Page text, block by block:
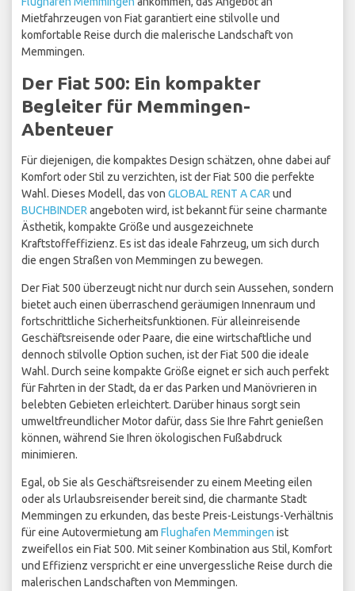
Mietfahrzeugen von Fiat garantiert eine stilvolle und
komfortable Reise durch die malerische Landschaft von
Memmingen.
Der Fiat 500: Ein kompakter
Begleiter für Memmingen-
Abenteuer
Für diejenigen, die kompaktes Design schätzen, ohne dabei auf
Komfort oder Stil zu verzichten, ist der Fiat 500 die perfekte
Wahl. Dieses Modell, das von GLOBAL RENT A CAR und
BUCHBINDER angeboten wird, ist bekannt für seine charmante
Ästhetik, kompakte Größe und ausgezeichnete
Kraftstoffeffizienz. Es ist das ideale Fahrzeug, um sich durch
die engen Straßen von Memmingen zu bewegen.
Der Fiat 500 überzeugt nicht nur durch sein Aussehen, sondern
bietet auch einen überraschend geräumigen Innenraum und
fortschrittliche Sicherheitsfunktionen. Für alleinreisende
Geschäftsreisende oder Paare, die eine wirtschaftliche und
dennoch stilvolle Option suchen, ist der Fiat 500 die ideale
Wahl. Durch seine kompakte Größe eignet er sich auch perfekt
für Fahrten in der Stadt, da er das Parken und Manövrieren in
belebten Gebieten erleichtert. Darüber hinaus sorgt sein
umweltfreundlicher Motor dafür, dass Sie Ihre Fahrt genießen
können, während Sie Ihren ökologischen Fußabdruck
minimieren.
Egal, ob Sie als Geschäftsreisender zu einem Meeting eilen
oder als Urlaubsreisender bereit sind, die charmante Stadt
Memmingen zu erkunden, das beste Preis-Leistungs-Verhältnis
für eine Autovermietung am Flughafen Memmingen ist
zweifellos ein Fiat 500. Mit seiner Kombination aus Stil, Komfort
und Effizienz verspricht er eine unvergessliche Reise durch die
malerischen Landschaften von Memmingen.